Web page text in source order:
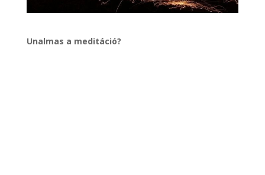
Unalmas a meditáció?